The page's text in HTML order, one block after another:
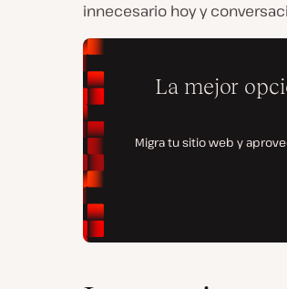
innecesario hoy y